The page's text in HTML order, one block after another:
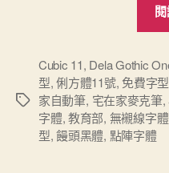
標
Cubic 11, Dela Gothic
型,俐方體11號, 免費字型
家自動筆, 宅在家麥克筆,
字體,教育部, 無襯線字體
型,饅頭黑體, 點陣字體